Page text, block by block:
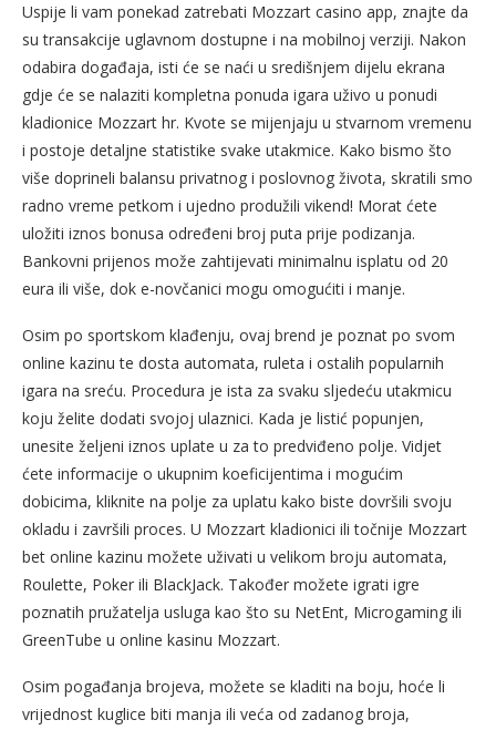
Uspije li vam ponekad zatrebati Mozzart casino app, znajte da
su transakcije uglavnom dostupne i na mobilnoj verziji. Nakon
odabira događaja, isti će se naći u središnjem dijelu ekrana
gdje će se nalaziti kompletna ponuda igara uživo u ponudi
kladionice Mozzart hr. Kvote se mijenjaju u stvarnom vremenu
i postoje detaljne statistike svake utakmice. Kako bismo što
više doprineli balansu privatnog i poslovnog života, skratili smo
radno vreme petkom i ujedno produžili vikend! Morat ćete
uložiti iznos bonusa određeni broj puta prije podizanja.
Bankovni prijenos može zahtijevati minimalnu isplatu od 20
eura ili više, dok e-novčanici mogu omogućiti i manje.
Osim po sportskom klađenju, ovaj brend je poznat po svom
online kazinu te dosta automata, ruleta i ostalih popularnih
igara na sreću. Procedura je ista za svaku sljedeću utakmicu
koju želite dodati svojoj ulaznici. Kada je listić popunjen,
unesite željeni iznos uplate u za to predviđeno polje. Vidjet
ćete informacije o ukupnim koeficijentima i mogućim
dobicima, kliknite na polje za uplatu kako biste dovršili svoju
okladu i završili proces. U Mozzart kladionici ili točnije Mozzart
bet online kazinu možete uživati ​​u velikom broju automata,
Roulette, Poker ili BlackJack. Također možete igrati igre
poznatih pružatelja usluga kao što su NetEnt, Microgaming ili
GreenTube u online kasinu Mozzart.
Osim pogađanja brojeva, možete se kladiti na boju, hoće li
vrijednost kuglice biti manja ili veća od zadanog broja,